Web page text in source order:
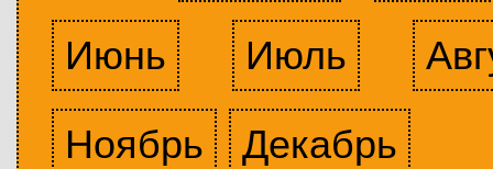
Июнь
Июль
Ноябрь
Декабрь